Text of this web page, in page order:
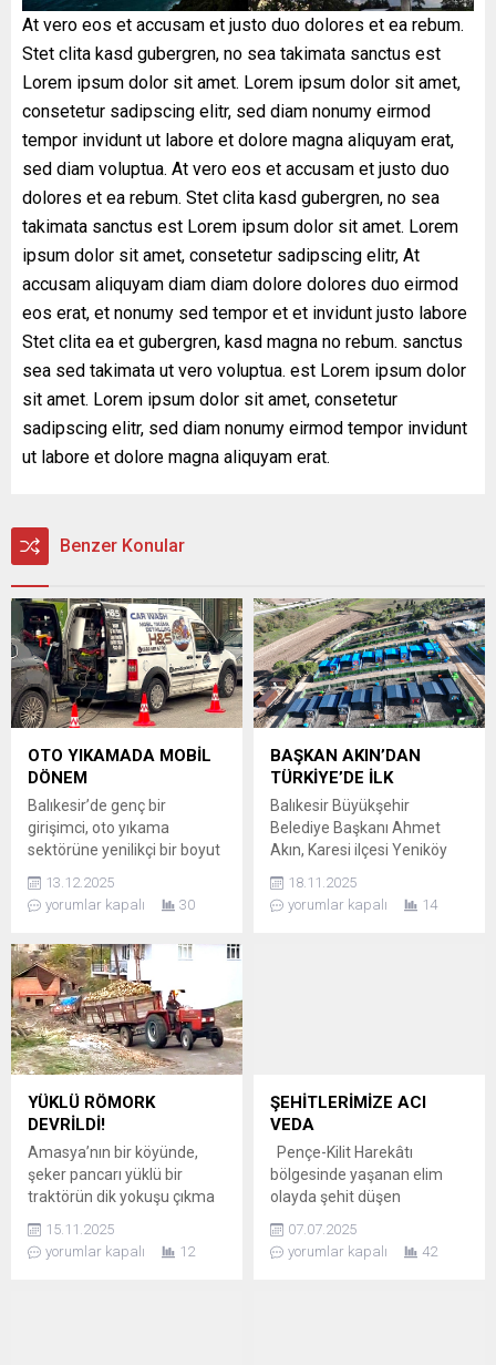
At vero eos et accusam et justo duo dolores et ea rebum.
Stet clita kasd gubergren, no sea takimata sanctus est
Lorem ipsum dolor sit amet. Lorem ipsum dolor sit amet,
consetetur sadipscing elitr, sed diam nonumy eirmod
tempor invidunt ut labore et dolore magna aliquyam erat,
sed diam voluptua. At vero eos et accusam et justo duo
dolores et ea rebum. Stet clita kasd gubergren, no sea
takimata sanctus est Lorem ipsum dolor sit amet. Lorem
ipsum dolor sit amet, consetetur sadipscing elitr, At
accusam aliquyam diam diam dolore dolores duo eirmod
eos erat, et nonumy sed tempor et et invidunt justo labore
Stet clita ea et gubergren, kasd magna no rebum. sanctus
sea sed takimata ut vero voluptua. est Lorem ipsum dolor
sit amet. Lorem ipsum dolor sit amet, consetetur
sadipscing elitr, sed diam nonumy eirmod tempor invidunt
ut labore et dolore magna aliquyam erat.
Benzer Konular
OTO YIKAMADA MOBİL
DÖNEM
Balıkesir’de genç bir
girişimci, oto yıkama
sektörüne yenilikçi bir boyut
kazandırdı. Mobil oto yıkama
hizmeti vermeye başlayan
girişimci, özel olarak
müşterilerin istediği yere
giderek araçlarını temizliyor.
EKİPMANLARLA
DONATILMIŞ ARAÇ Girişimci,
bir hafif ticari aracı yıkama,
kurulama ve temizlik için
gerekli tüm ekipmanlarla
donattı. Müşterilerin ayağına
13.12.2025
yorumlar kapalı
30
BAŞKAN AKIN’DAN
TÜRKİYE’DE İLK
Balıkesir Büyükşehir
Belediye Başkanı Ahmet
Akın, Karesi ilçesi Yeniköy
Mahallesi’nde, Türkiye’ye
örnek olacak öncü bir projeyi
hayata geçiriyor: Can Dost
özelliği taşıyor. 6 BİN
KAPASİTELİ TAM...
18.11.2025
yorumlar kapalı
14
YÜKLÜ RÖMORK
DEVRİLDİ!
Amasya’nın bir köyünde,
şeker pancarı yüklü bir
traktörün dik yokuşu çıkma
sonuçlandı. Yokuşu
tırmanmakta zorlanan
15.11.2025
yorumlar kapalı
12
ŞEHİTLERİMİZE ACI
VEDA
Pençe-Kilit Harekâtı
bölgesinde yaşanan elim
olayda şehit düşen
6’sı, düzenlenen hüzünlü
törenle memleketlerine
07.07.2025
yorumlar kapalı
42